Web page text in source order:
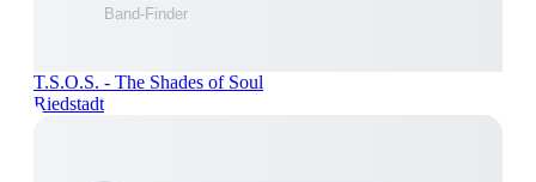
T.S.O.S. - The Shades of Soul
Riedstadt